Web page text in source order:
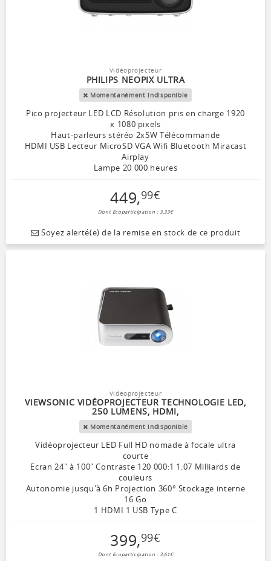
Vidéoprojecteur
PHILIPS NEOPIX ULTRA
Momentanément indisponible
Pico projecteur LED LCD Résolution pris en charge 1920
x 1080 pixels
Haut-parleurs stéréo 2x5W Télécommande
HDMI USB Lecteur MicroSD VGA Wifi Bluetooth Miracast
Airplay
Lampe 20 000 heures
449,99€
Dont Ecoparticipation : 3,33€
Soyez alerté(e) de la remise en stock de ce produit
Vidéoprojecteur
VIEWSONIC VIDÉOPROJECTEUR TECHNOLOGIE LED,
250 LUMENS, HDMI,
Momentanément indisponible
Vidéoprojecteur LED Full HD nomade à focale ultra
courte
Ecran 24" à 100" Contraste 120 000:1 1.07 Milliards de
couleurs
Autonomie jusqu'à 6h Projection 360° Stockage interne
16 Go
1 HDMI 1 USB Type C
399,99€
Dont Ecoparticipation : 3,61€